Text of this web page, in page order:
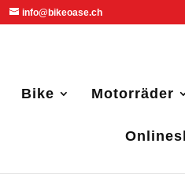
info@bikeoase.ch
Bike Motorräder